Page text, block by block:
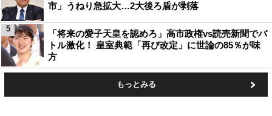
市」うねり急拡大…2大後ろ盾が剥落
「将来の愛子天皇を認めろ」高市政権vs読売新聞でバ
トル激化！ 皇室典範「再び改定」に世論の85％が味
方
5
もっとみる